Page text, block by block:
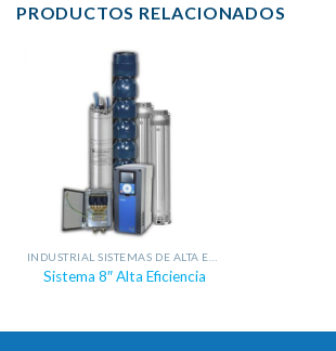
PRODUCTOS RELACIONADOS
Sistema 8″ Alta Eficiencia